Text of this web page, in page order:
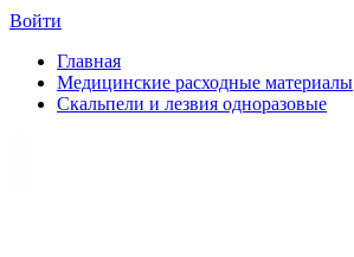
Войти
Главная
Медицинские расходные материалы
Скальпели и лезвия одноразовые